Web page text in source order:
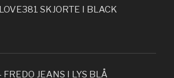
SKJORTE I BLACK
FREDO JEANS I LYS BLÅ